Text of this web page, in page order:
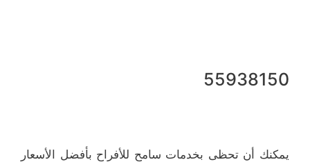
55938150
يمكنك أن تحظى بخدمات سامح للأفراح بأفضل الأسعار